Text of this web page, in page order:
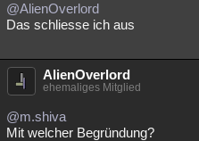
@AlienOverlord
Das schliesse ich aus
AlienOverlord
ehemaliges Mitglied
@m.shiva
Mit welcher Begründung?